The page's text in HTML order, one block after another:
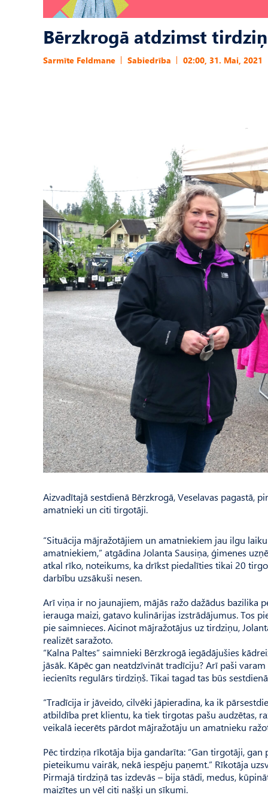
Bērzkrogā atdzimst
Sarmīte Feldmane Sabiedrība 02:00, 31. Mai, 2021
Aizvadītajā sestdienā Bērzkrogā, Veselavas pagastā,
amatnieki un citi tirgotāji.
“Situācija mājražotājiem un amatniekiem jau ilgu
amatniekiem,” atgādina Jolanta Sausiņa, ģimenes
atkal rīko, noteikums, ka drīkst piedalīties tikai 20
darbību uzsākuši nesen.
Arī viņa ir no jaunajiem, mājās ražo dažādus bazilika
ierauga maizi, gatavo kulinārijas izstrādājumus. Tos
pie saimnieces. Aicinot mājražotājus uz tirdziņu,
re­alizēt saražoto.
“Kalna Paltes” saimnieki Bērzkrogā iegādājušies
jāsāk. Kāpēc gan neatdzīvināt tradīciju? Arī paši
iecienīts regulārs tirdziņš. Tikai tagad tas būs
“Tradīcija ir jāveido, cilvēki jāpieradina, ka ik
atbildība pret klientu, ka tiek tirgotas pašu audzētas,
veikalā iecerēts pārdot mājražotāju un amatnieku
Pēc tirdziņa rīkotāja bija gandarīta: “Gan tirgotāji,
pieteikumu vairāk, nekā iespēju paņemt.” Rīkotāja
Pirmajā tirdziņā tas izdevās – bija stādi, medus,
maizītes un vēl citi našķi un sīkumi.